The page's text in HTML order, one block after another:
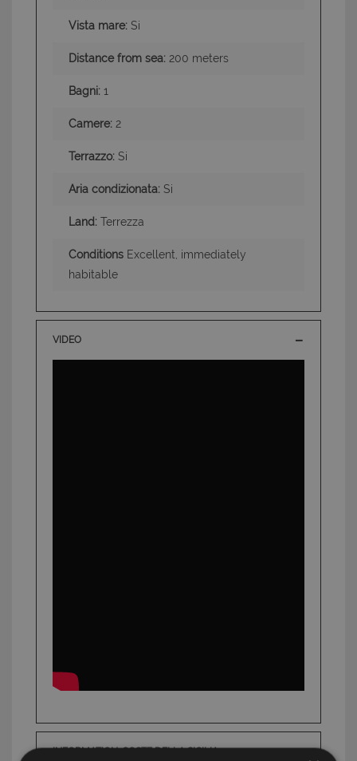
Vista mare: Si
Distance from sea: 200 meters
Bagni: 1
Camere: 2
Terrazzo: Si
Aria condizionata: Si
Land: Terrezza
Conditions Excellent, immediately
habitable
VIDEO
INFORMATION: COSTE DELLA SICILIA